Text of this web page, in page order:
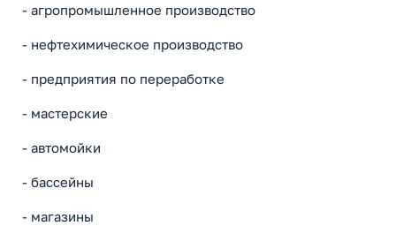
- агропромышленное производство
- нефтехимическое производство
- предприятия по переработке
- мастерские
- автомойки
- бассейны
- магазины